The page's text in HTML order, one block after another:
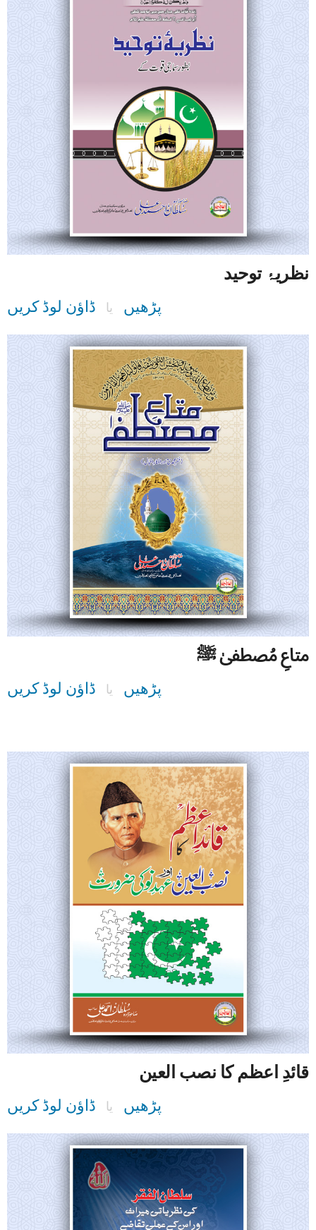
نظریۂ توحید
پڑھیں یا ڈاؤن لوڈ کریں
متاعِ مُصطفیٰ ﷺ
پڑھیں یا ڈاؤن لوڈ کریں
قائدِ اعظم کا نصب العین
پڑھیں یا ڈاؤن لوڈ کریں